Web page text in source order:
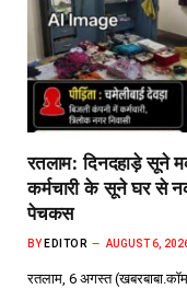
रतलाम: दिनदहाड़े सूने
कर्मचारी के सूने घर से
पेचकस
BY EDITOR AUGUST 6,
रतलाम, 6 अगस्त